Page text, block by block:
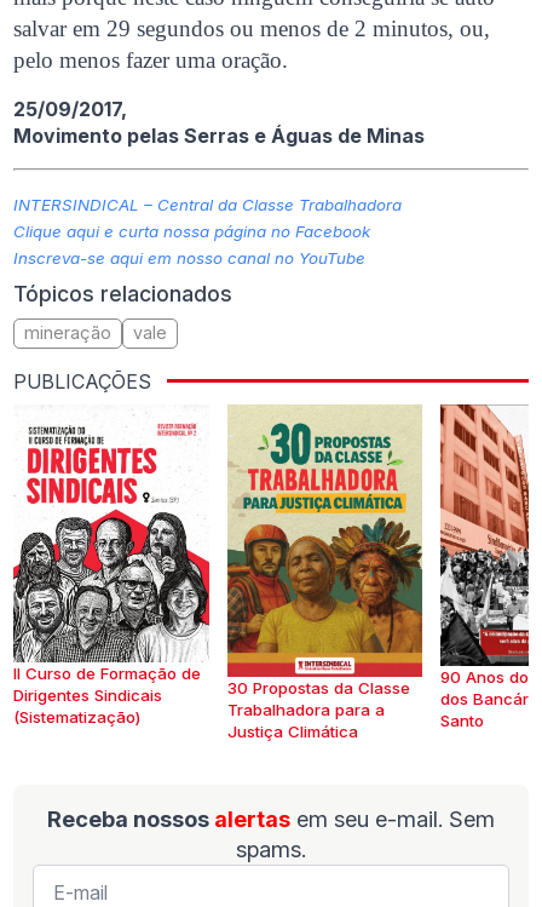
salvar em 29 segundos ou menos de 2 minutos, ou,
pelo menos fazer uma oração.
25/09/2017,
Movimento pelas Serras e Águas de Minas
INTERSINDICAL – Central da Classe Trabalhadora
Clique aqui e curta nossa página no Facebook
Inscreva-se aqui em nosso canal no YouTube
Tópicos relacionados
mineração vale
PUBLICAÇÕES
II Curso de Formação de
Dirigentes Sindicais
(Sistematização)
30 Propostas da Classe
Trabalhadora para a
Justiça Climática
90 Anos do
dos
Santo
Receba nossos alertas em seu e-mail. Sem
spams.
E-
mail